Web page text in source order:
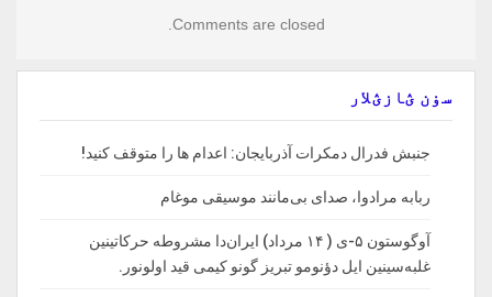
Comments are closed.
سۏن ؽازؽلار
جنبش فدرال دمکرات آذربایجان: اعدام ها را‌ متوقف‌ کنید!
ربابه مرادوا، صدای بی‌مانند موسیقی موغام
آوگوستون ۵-ی ( ۱۴ مرداد) ایران‌دا مشروطه حرکاتینین
غلبه‌سینین ایل دؤنومو تبریز گونو کیمی قید اولونور.